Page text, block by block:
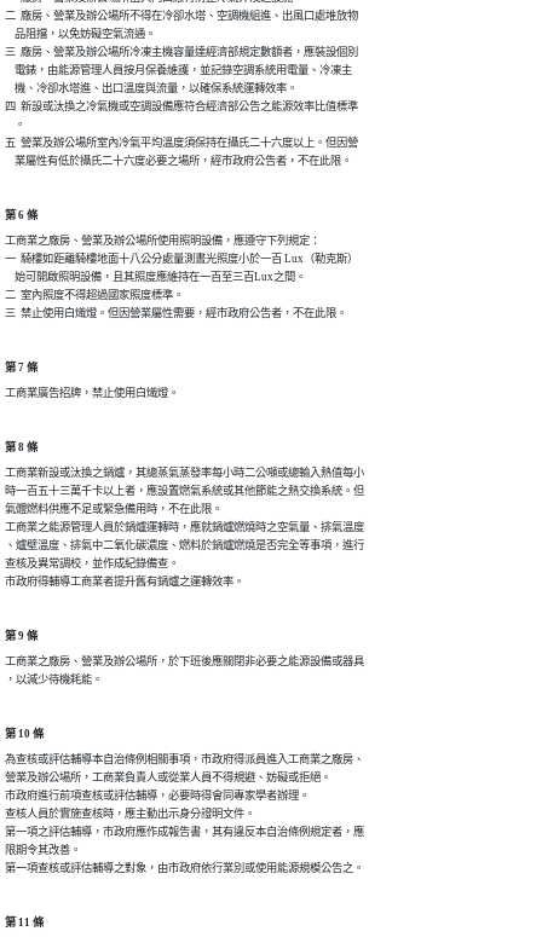
二  廠房、營業及辦公場所不得在冷卻水塔、空調機組進、出風口處堆放物
    品阻擋，以免妨礙空氣流通。
三  廠房、營業及辦公場所冷凍主機容量達經濟部規定數額者，應裝設個別
    電錶，由能源管理人員按月保養維護，並記錄空調系統用電量、冷凍主
    機、冷卻水塔進、出口溫度與流量，以確保系統運轉效率。
四  新設或汰換之冷氣機或空調設備應符合經濟部公告之能源效率比值標準
    。
五  營業及辦公場所室內冷氣平均溫度須保持在攝氏二十六度以上。但因營
    業屬性有低於攝氏二十六度必要之場所，經市政府公告者，不在此限。
第 6 條
工商業之廠房、營業及辦公場所使用照明設備，應遵守下列規定：
一  騎樓如距離騎樓地面十八公分處量測晝光照度小於一百 Lux（勒克斯）
    始可開啟照明設備，且其照度應維持在一百至三百Lux之間。
二  室內照度不得超過國家照度標準。
三  禁止使用白熾燈。但因營業屬性需要，經市政府公告者，不在此限。
第 7 條
工商業廣告招牌，禁止使用白熾燈。
第 8 條
工商業新設或汰換之鍋爐，其總蒸氣蒸發率每小時二公噸或總輸入熱值每小
時一百五十三萬千卡以上者，應設置燃氣系統或其他節能之熱交換系統。但
氣體燃料供應不足或緊急備用時，不在此限。
工商業之能源管理人員於鍋爐運轉時，應就鍋爐燃燒時之空氣量、排氣溫度
、爐壁溫度、排氣中二氧化碳濃度、燃料於鍋爐燃燒是否完全等事項，進行
查核及異常調校，並作成紀錄備查。
市政府得輔導工商業者提升舊有鍋爐之運轉效率。
第 9 條
工商業之廠房、營業及辦公場所，於下班後應關閉非必要之能源設備或器具
，以減少待機耗能。
第 10 條
為查核或評估輔導本自治條例相關事項，市政府得派員進入工商業之廠房、
營業及辦公場所，工商業負責人或從業人員不得規避、妨礙或拒絕。
市政府進行前項查核或評估輔導，必要時得會同專家學者辦理。
查核人員於實施查核時，應主動出示身分證明文件。
第一項之評估輔導，市政府應作成報告書，其有違反本自治條例規定者，應
限期令其改善。
第一項查核或評估輔導之對象，由市政府依行業別或使用能源規模公告之。
第 11 條